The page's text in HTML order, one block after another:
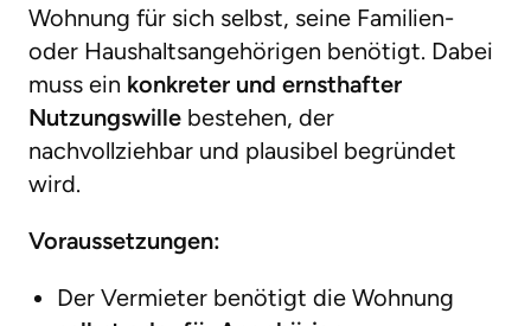
Wohnung für sich selbst, seine Familien-
oder Haushaltsangehörigen benötigt. Dabei
muss ein konkreter und ernsthafter
Nutzungswille bestehen, der
nachvollziehbar und plausibel begründet
wird.
Voraussetzungen:
Der Vermieter benötigt die Wohnung